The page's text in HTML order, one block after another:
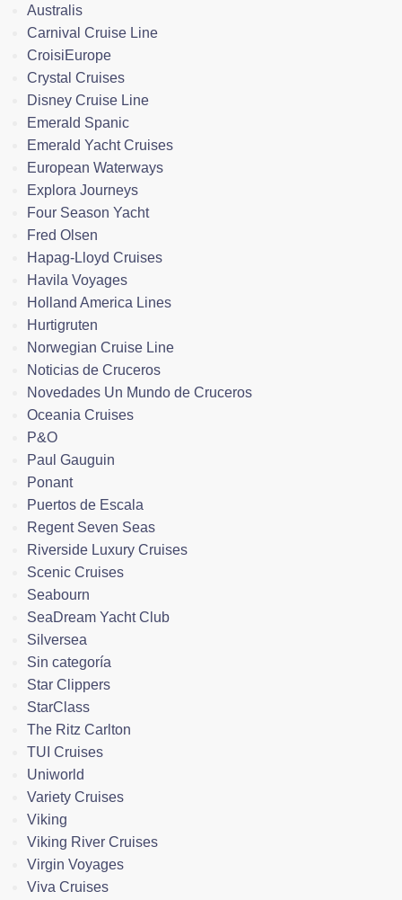
Australis
Carnival Cruise Line
CroisiEurope
Crystal Cruises
Disney Cruise Line
Emerald Spanic
Emerald Yacht Cruises
European Waterways
Explora Journeys
Four Season Yacht
Fred Olsen
Hapag-Lloyd Cruises
Havila Voyages
Holland America Lines
Hurtigruten
Norwegian Cruise Line
Noticias de Cruceros
Novedades Un Mundo de Cruceros
Oceania Cruises
P&O
Paul Gauguin
Ponant
Puertos de Escala
Regent Seven Seas
Riverside Luxury Cruises
Scenic Cruises
Seabourn
SeaDream Yacht Club
Silversea
Sin categoría
Star Clippers
StarClass
The Ritz Carlton
TUI Cruises
Uniworld
Variety Cruises
Viking
Viking River Cruises
Virgin Voyages
Viva Cruises